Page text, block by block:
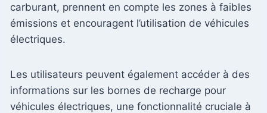
carburant, prennent en compte les zones à faibles
émissions et encouragent l’utilisation de véhicules
électriques.
Les utilisateurs peuvent également accéder à des
informations sur les bornes de recharge pour
véhicules électriques, une fonctionnalité cruciale à